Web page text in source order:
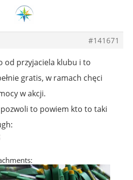
#141671
od przyjaciela klubu i to
gratis, w ramach chęci
w akcji.
pozwoli to powiem kto to taki